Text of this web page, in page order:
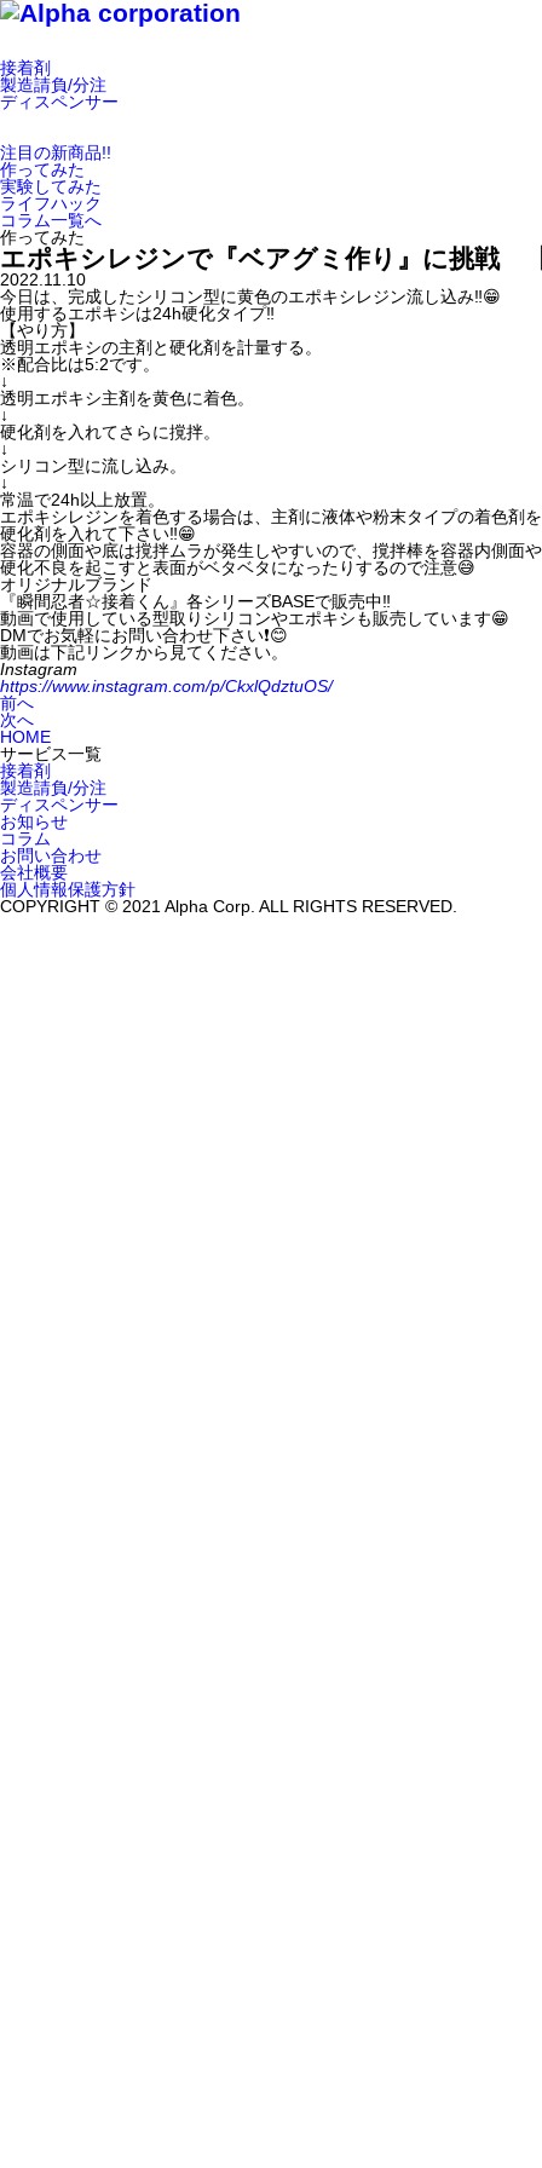
接着剤
製造請負/分注
ディスペンサー
注目の新商品!!
作ってみた
実験してみた
ライフハック
コラム一覧へ
作ってみた
エポキシレジンで『ベアグミ作り』に挑戦
2022.11.10
今日は、完成したシリコン型に黄色のエポキシレジン流し込み‼️😁
使用するエポキシは24h硬化タイプ‼️
【やり方】
透明エポキシの主剤と硬化剤を計量する。
※配合比は5:2です。
↓
透明エポキシ主剤を黄色に着色。
↓
硬化剤を入れてさらに撹拌。
↓
シリコン型に流し込み。
↓
常温で24h以上放置。
エポキシレジンを着色する場合は、主剤に液体や粉末タイプの着色剤
硬化剤を入れて下さい‼️😁
容器の側面や底は撹拌ムラが発生しやすいので、撹拌棒を容器内側面
硬化不良を起こすと表面がベタベタになったりするので注意😅
オリジナルブランド
『瞬間忍者☆接着くん』各シリーズBASEで販売中‼️
動画で使用している型取りシリコンやエポキシも販売しています😁
DMでお気軽にお問い合わせ下さい❗️😊
動画は下記リンクから見てください。
Instagram
https://www.instagram.com/p/CkxlQdztuOS/
前へ
次へ
HOME
サービス一覧
接着剤
製造請負/分注
ディスペンサー
お知らせ
コラム
お問い合わせ
会社概要
個人情報保護方針
COPYRIGHT © 2021 Alpha Corp. ALL RIGHTS RESERVED.